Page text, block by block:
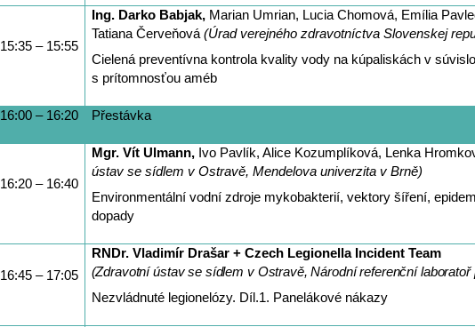
15:35 – 15:55
Ing. Darko Babjak, Marian Umrian, Lucia Chomová, Emília
Tatiana Červeňová (Úrad verejného zdravotníctva Slovenskej
Cielená preventívna kontrola kvality vody na kúpaliskách v
s prítomnosťou améb
16:00 –16:20 Přestávka
16:20 – 16:40
Mgr. Vít Ulmann, Ivo Pavlík, Alice Kozumplíková, Lenka
ústav se sídlem v Ostravě, Mendelova univerzita v Brně)
Environmentální vodní zdroje mykobakterií, vektory šíření,
dopady
16:45 – 17:05
RNDr. Vladimír Drašar + Czech Legionella Incident Team
(Zdravotní ústav se sídlem v Ostravě, Národní referenční laboratoř
Nezvládnuté legionelózy. Díl.1. Panelákové nákazy